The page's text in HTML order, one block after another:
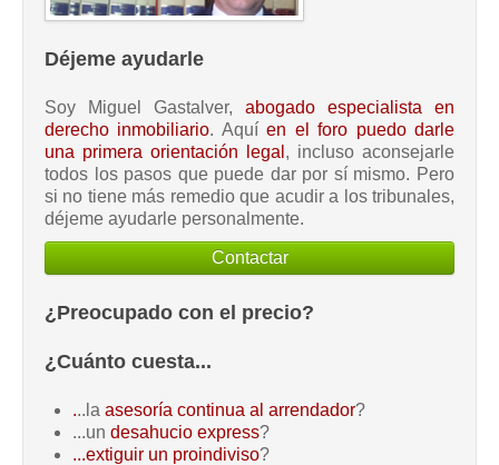
Déjeme ayudarle
Soy Miguel Gastalver, abogado especialista en
derecho inmobiliario. Aquíen el foro puedo darle
una primera orientación legal , incluso aconsejarle
todos los pasos que puede dar por sí mismo. Pero
si no tiene más remedio que acudir a los tribunales,
déjeme ayudarle personalmente.
Contactar
¿Preocupado con el precio?
¿Cuánto cuesta...
...la asesoría continua al arrendador?
...un desahucio express?
...extiguir un proindiviso?